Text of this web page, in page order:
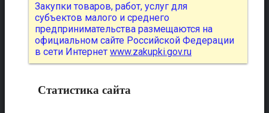
Закупки товаров, работ, услуг для
субъектов малого и среднего
предпринимательства размещаются на
официальном сайте Российской Федерации
в сети Интернет www.zakupki.gov.ru
Статистика сайта